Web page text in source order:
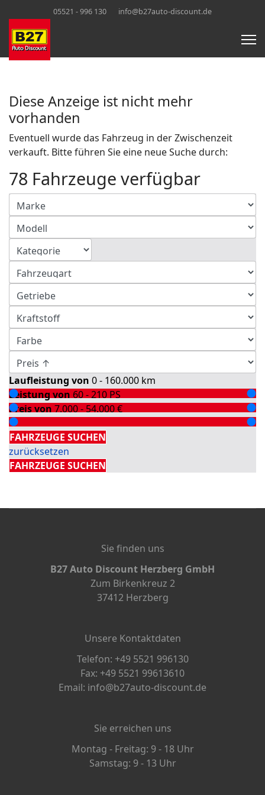
05521 - 996 130 info@b27auto-discount.de
Diese Anzeige ist nicht mehr
vorhanden
Eventuell wurde das Fahrzeug in der Zwischenzeit
verkauft. Bitte führen Sie eine neue Suche durch:
78 Fahrzeuge verfügbar
Laufleistung von 0 - 160.000 km
Leistung von 60 - 210 PS
Preis von 7.000 - 54.000€
Detailsuche
FAHRZEUGE SUCHEN
zurücksetzen
FAHRZEUGE SUCHEN
Sie finden uns
B27 Auto Discount Herzberg GmbH
Zum Birkenkreuz 2
37412 Herzberg
Unsere Kontaktdaten
Telefon: +49 5521 996130
Fax: +49 5521 99613610
Email: info@b27auto-discount.de
Sie erreichen uns
Montag - Freitag: 9 - 18 Uhr
Samstag: 9 - 13 Uhr